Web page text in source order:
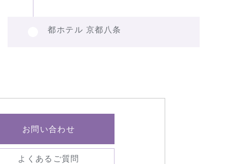
都ホテル 京都八条
お問い合わせ
よくあるご質問